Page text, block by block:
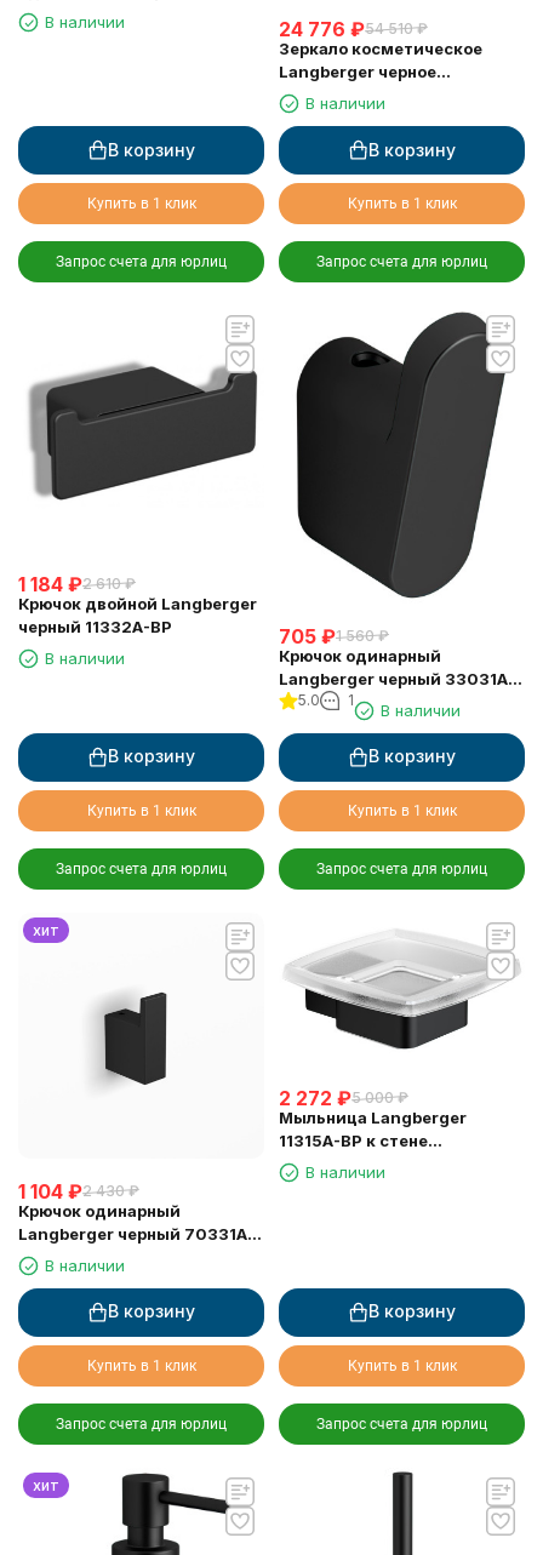
матовая 78160-BPC
В наличии
В корзину
Купить в 1 клик
Запрос счета для юрлиц
24 776 ₽54 510 ₽
Зеркало косметическое
Langberger черное
поворотное с подсветкой
71585-3-BP
В наличии
В корзину
Купить в 1 клик
Запрос счета для юрлиц
1 184 ₽2 610 ₽
Крючок двойной Langberger
черный 11332A-BP
В наличии
В корзину
Купить в 1 клик
Запрос счета для юрлиц
705 ₽1 560 ₽
Крючок одинарный
Langberger черный 33031A-
BP5.0 1
В наличии
В корзину
Купить в 1 клик
Запрос счета для юрлиц
хит
1 104 ₽2 430 ₽
Крючок одинарный
Langberger черный 70331A-
BP В наличии
В корзину
Купить в 1 клик
Запрос счета для юрлиц
2 272 ₽5 000 ₽
Мыльница Langberger
11315A-BP к стене
стеклянная квадратная
черная
В наличии
В корзину
Купить в 1 клик
Запрос счета для юрлиц
хит